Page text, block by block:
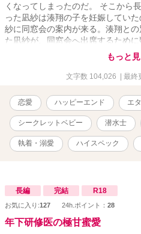
くなってしまったのだ。 そこか
った凪紗は湊翔の子を妊娠してい
紗に同窓会の案内が来る。湊翔と
た凪紗が、同窓会へ出席するため
で、湊翔と再会することになる。
もっと
文字数 104,026 | 最終
恋愛 ハッピーエンド エ
シークレットベビー 潜水士
執着・溺愛 ハイスペック
長編 完結 R18
お気に入り:127 24h.ポイント： 28
年下研修医の極甘蜜愛